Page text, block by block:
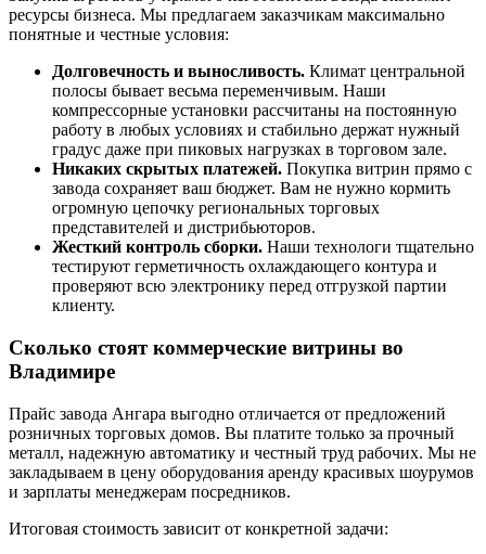
ресурсы бизнеса. Мы предлагаем заказчикам максимально
понятные и честные условия:
Долговечность и выносливость. Климат центральной
полосы бывает весьма переменчивым. Наши
компрессорные установки рассчитаны на постоянную
работу в любых условиях и стабильно держат нужный
градус даже при пиковых нагрузках в торговом зале.
Никаких скрытых платежей. Покупка витрин прямо с
завода сохраняет ваш бюджет. Вам не нужно кормить
огромную цепочку региональных торговых
представителей и дистрибьюторов.
Жесткий контроль сборки. Наши технологи тщательно
тестируют герметичность охлаждающего контура и
проверяют всю электронику перед отгрузкой партии
клиенту.
Сколько стоят коммерческие витрины во
Владимире
Прайс завода Ангара выгодно отличается от предложений
розничных торговых домов. Вы платите только за прочный
металл, надежную автоматику и честный труд рабочих. Мы не
закладываем в цену оборудования аренду красивых шоурумов
и зарплаты менеджерам посредников.
Итоговая стоимость зависит от конкретной задачи: